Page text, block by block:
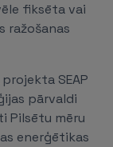
fiksēta vai
ražošanas
SEAP
pārvaldi
Pilsētu mēru
enerģētikas